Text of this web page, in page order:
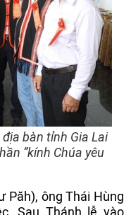
bàn tỉnh Gia Lai
“kính Chúa yêu
Păh), ông Thái Hùng
Sau Thánh lễ vào